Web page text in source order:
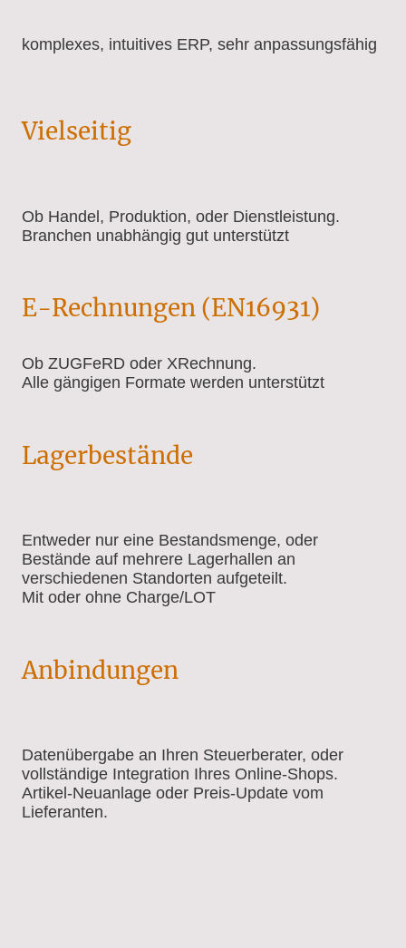
komplexes, intuitives ERP, sehr anpassungsfähig
Vielseitig
Ob Handel, Produktion, oder Dienstleistung.
Branchen unabhängig gut unterstützt
E-Rechnungen (EN16931)
Ob ZUGFeRD oder XRechnung.
Alle gängigen Formate werden unterstützt
Lagerbestände
Entweder nur eine Bestandsmenge, oder
Bestände auf mehrere Lagerhallen an
verschiedenen Standorten aufgeteilt.
Mit oder ohne Charge/LOT
Anbindungen
Datenübergabe an Ihren Steuerberater, oder
vollständige Integration Ihres Online-Shops.
Artikel-Neuanlage oder Preis-Update vom
Lieferanten.